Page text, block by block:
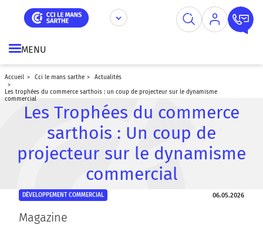
contenu
MENU
accueil cci le mans sarthe actualités
les trophées du commerce sarthois : un coup de projecteur sur le dynamisme
commercial
Les Trophées du commerce
sarthois : Un coup de
projecteur sur le dynamisme
commercial
DÉVELOPPEMENT COMMERCIAL 06.05.2026
Magazine
Panneau de gestion des cookies